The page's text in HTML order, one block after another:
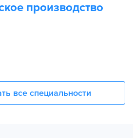
производство
все специальности